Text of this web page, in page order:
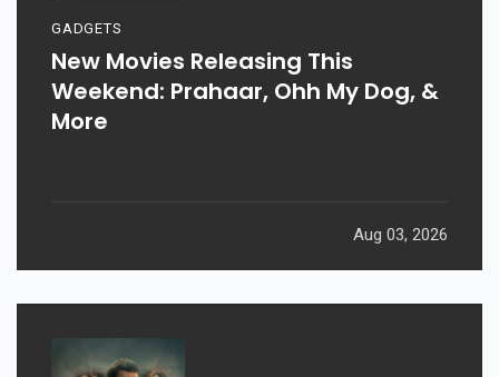
GADGETS
New Movies Releasing This
Weekend: Prahaar, Ohh My Dog, &
More
Aug 03, 2026